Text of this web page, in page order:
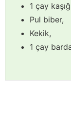
1 çay
Pul biber,
Kekik,
1 çay